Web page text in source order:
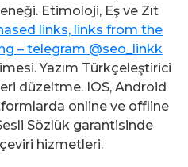
Etimoloji, Eş ve Zıt
links, links from the
– telegram @seo_linkk
Yazım Türkçeleştirici
düzeltme. IOS, Android
online ve offline
Sözlük garantisinde
hizmetleri.